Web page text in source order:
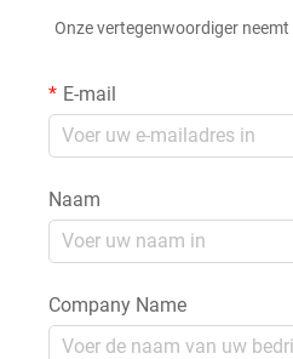
Onze vertegenwoordiger
E-mail
Naam
Company Name